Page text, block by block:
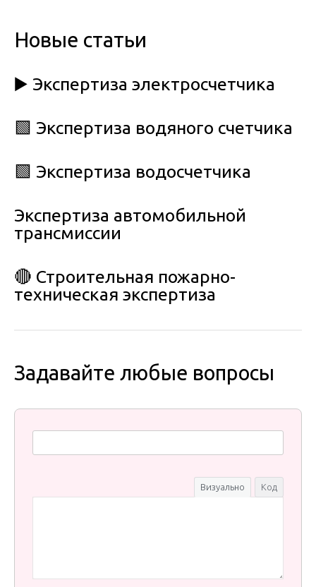
Новые статьи
▶️ Экспертиза электросчетчика
🟩 Экспертиза водяного счетчика
🟩 Экспертиза водосчетчика
Экспертиза автомобильной
трансмиссии
🔴 Строительная пожарно-
техническая экспертиза
Задавайте любые вопросы
Визуально Код